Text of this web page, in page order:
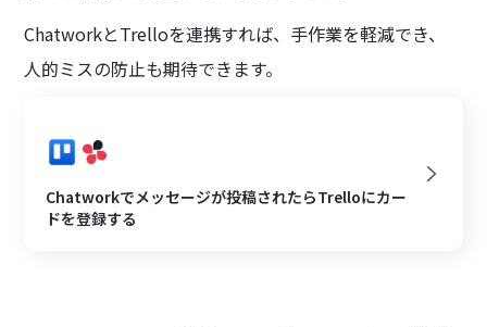
ChatworkとTrelloを連携すれば、手作業を軽減でき、
人的ミスの防止も期待できます。
Chatworkでメッセージが投稿されたらTrelloにカー
ドを登録する